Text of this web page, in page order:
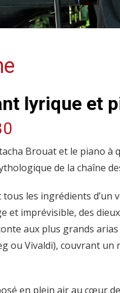
lyrique et
Brouat et le piano à
de la chaîne
les ingrédients d’un
imprévisible, des
aux plus grands arias
ou Vivaldi), couvrant
en plein air au cœur